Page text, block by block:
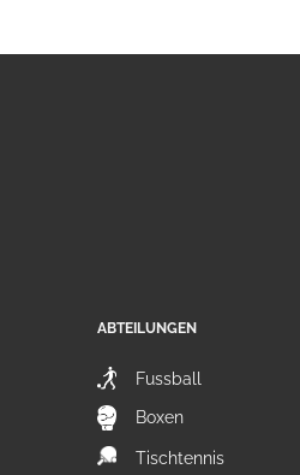
ABTEILUNGEN
Fussball
Boxen
Tischtennis